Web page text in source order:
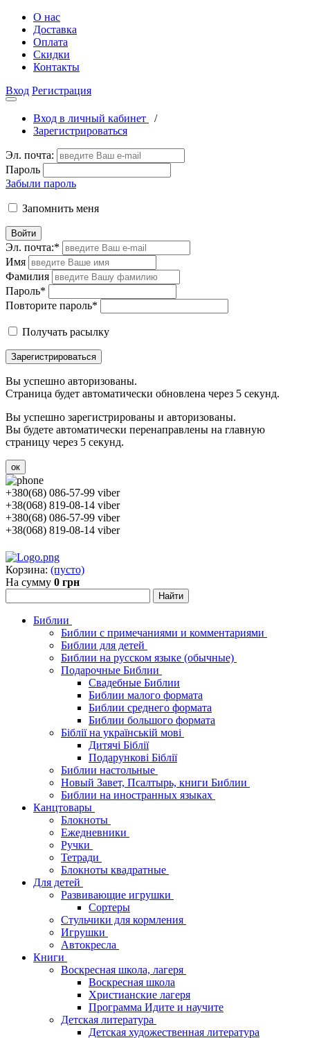
О нас
Доставка
Оплата
Скидки
Контакты
Вход Регистрация
Вход в личный кабинет
/
Зарегистрироваться
Эл. почта:
Пароль
Забыли пароль
Запомнить меня
Войти
Эл. почта:*
Имя
Фамилия
Пароль*
Повторите пароль*
Получать расылку
Зарегистрироваться
Вы успешно авторизованы.
Страница будет автоматически обновлена через 5 секунд.
Вы успешно зарегистрированы и авторизованы.
Вы будете автоматически перенаправлены на главную
страницу через 5 секунд.
ок
+380(68) 086-57-99 viber
+38(068) 819-08-14 viber
+380(68) 086-57-99 viber
+38(068) 819-08-14 viber
Корзина: (пусто)
На сумму 0 грн
Библии
Библии с примечаниями и комментариями
Библии для детей
Библии на русском языке (обычные)
Подарочные Библии
Свадебные Библии
Библии малого формата
Библии среднего формата
Библии большого формата
Біблії на українській мові
Дитячі Біблії
Подарункові Біблії
Библии настольные
Новый Завет, Псалтырь, книги Библии
Библии на иностранных языках
Канцтовары
Блокноты
Ежедневники
Ручки
Тетради
Блокноты квадратные
Для детей
Развивающие игрушки
Сортеры
Стульчики для кормления
Игрушки
Автокресла
Книги
Воскресная школа, лагеря
Воскресная школа
Христианские лагеря
Программа Идите и научите
Детская литература
Детская художественная литература